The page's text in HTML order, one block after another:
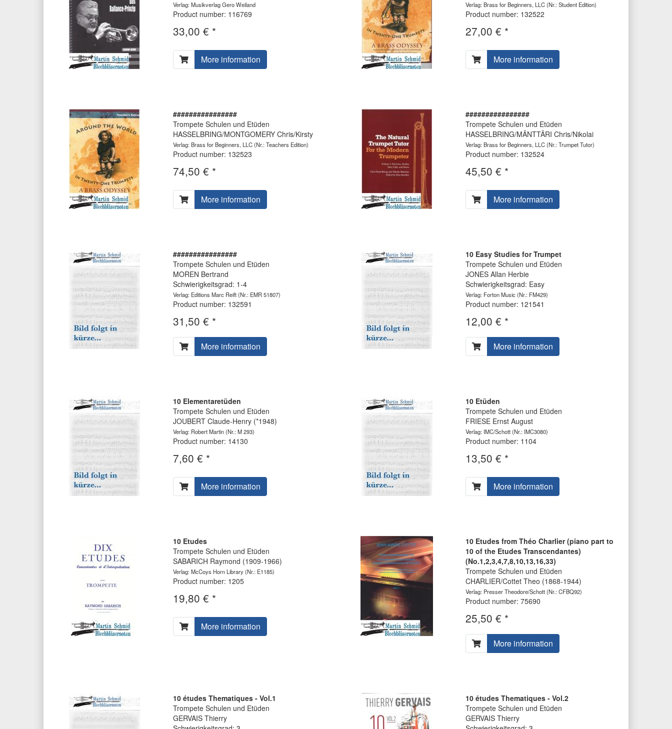
Verlag: Musikverlag Gero Weiland
Product number: 116769
33,00 € *
More information
Verlag: Brass for Beginners, LLC(Nr.: Student Edition)
Product number: 132522
27,00 € *
More information
################
Trompete Schulen und Etüden
HASSELBRING/MONTGOMERY Chris/Kirsty
Verlag: Brass for Beginners, LLC(Nr.: Teachers Edition)
Product number: 132523
74,50 € *
More information
################
Trompete Schulen und Etüden
HASSELBRING/MÄNTTÄRI Chris/Nikolai
Verlag: Brass for Beginners, LLC(Nr.: Trumpet Tutor)
Product number: 132524
45,50 € *
More information
################
Trompete Schulen und Etüden
MOREN Bertrand
Schwierigkeitsgrad: 1-4
Verlag: Editions Marc Reift(Nr.: EMR 51807)
Product number: 132591
31,50 € *
More information
10 Easy Studies for Trumpet
Trompete Schulen und Etüden
JONES Allan Herbie
Schwierigkeitsgrad: Easy
Verlag: Forton Music(Nr.: FM429)
Product number: 121541
12,00 € *
More information
10 Elementaretüden
Trompete Schulen und Etüden
JOUBERT Claude-Henry (*1948)
Verlag: Robert Martin(Nr.: M 293)
Product number: 14130
7,60 € *
More information
10 Etüden
Trompete Schulen und Etüden
FRIESE Ernst August
Verlag: IMC/Schott(Nr.: IMC3080)
Product number: 1104
13,50 € *
More information
10 Etudes
Trompete Schulen und Etüden
SABARICH Raymond (1909-1966)
Verlag: McCoys Horn Library(Nr.: E1185)
Product number: 1205
19,80 € *
More information
10 Etudes from Théo Charlier (piano part to
10 of the Etudes Transcendantes)
(No.1,2,3,4,7,8,10,13,16,33)
Trompete Schulen und Etüden
CHARLIER/Cottet Theo (1868-1944)
Verlag: Presser Theodore/Schott(Nr.: CFBQ92)
Product number: 75690
25,50 € *
More information
10 études Thematiques - Vol.1
Trompete Schulen und Etüden
GERVAIS Thierry
10 études Thematiques - Vol.2
Trompete Schulen und Etüden
GERVAIS Thierry